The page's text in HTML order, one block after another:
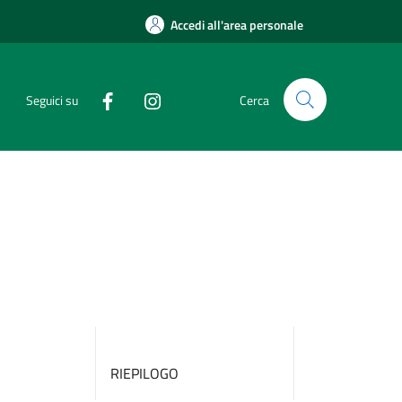
Accedi all'area personale
Seguici su Cerca
RIEPILOGO